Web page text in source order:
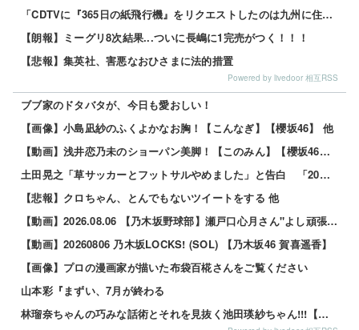
「CDTVに『365日の紙飛行機』をリクエストしたのは九州に住む中学生」←この事実って結構デカいよな【AKB48】
【朗報】ミーグリ8次結果...ついに長嶋に1完売がつく！！！
【悲報】集英社、害悪なおひさまに法的措置
Powered by livedoor 相互RSS
ブブ家のドタバタが、今日も愛おしい！
【画像】小島凪紗のふくよかなお胸！【こんなぎ】【櫻坂46】 他
【動画】浅井恋乃未のショーパン美脚！【このみん】【櫻坂46】 他
土田晃之「草サッカーとフットサルやめました」と告白 「20代の若手が来るんです。つまんなくて」 他
【悲報】クロちゃん、とんでもないツイートをする 他
【動画】2026.08.06 【乃木坂野球部】瀬戸口心月さん"よし頑張るぞの気持ち"の始球式【コラボ第5弾】
【動画】20260806 乃木坂LOCKS! (SOL) 【乃木坂46 賀喜遥香】
【画像】プロの漫画家が描いた布袋百椛さんをご覧ください
山本彩『まずい、7月が終わる
林瑠奈ちゃんの巧みな話術とそれを見抜く池田瑛紗ちゃん!!!【乃木坂46】